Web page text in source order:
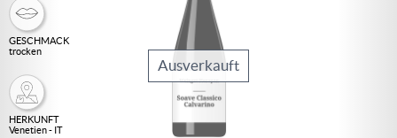
GESCHMACK
trocken
HERKUNFT
Venetien - IT
Ausverkauft